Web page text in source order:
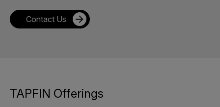
Contact Us
TAPFIN Offerings